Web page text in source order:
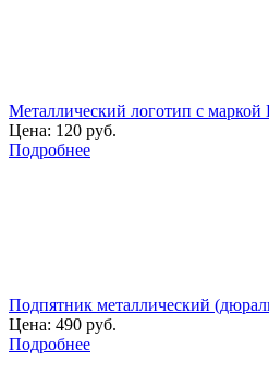
Металлический логотип с маркой
Цена: 120 руб.
Подробнее
Подпятник металлический
Цена: 490 руб.
Подробнее